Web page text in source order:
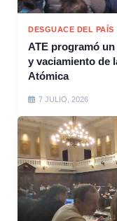
DESGUACE DEL PAÍS
ATE programó
y vaciamiento de
Atómica
7 JULIO, 2026